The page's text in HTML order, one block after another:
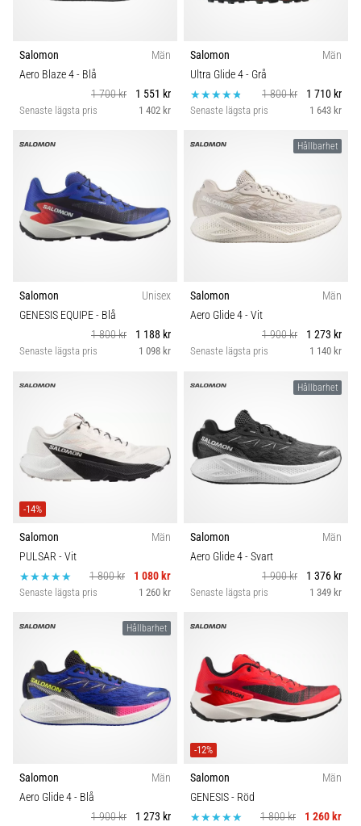
Salomon
Män
Aero Blaze 4- Blå
1 700 kr
1 551 kr
Senaste lägsta pris 1 402 kr
Salomon
Män
Ultra Glide 4- Grå
1 800 kr
1 710 kr
Senaste lägsta pris 1 643 kr
Salomon
Unisex
GENESIS EQUIPE- Blå
1 800 kr
1 188 kr
Senaste lägsta pris 1 098 kr
Hållbarhet
Salomon
Män
Aero Glide 4- Vit
1 900 kr
1 273 kr
Senaste lägsta pris 1 140 kr
-14%
Salomon
Män
PULSAR - Vit
1 800 kr
1 080 kr
Senaste lägsta pris 1 260 kr
Hållbarhet
Salomon
Män
Aero Glide 4- Svart
1 900 kr
1 376 kr
Senaste lägsta pris 1 349 kr
Hållbarhet
Salomon
Män
Aero Glide 4- Blå
1 900 kr
1 273 kr
-12%
Salomon
Män
GENESIS- Röd
1 800 kr
1 260 kr